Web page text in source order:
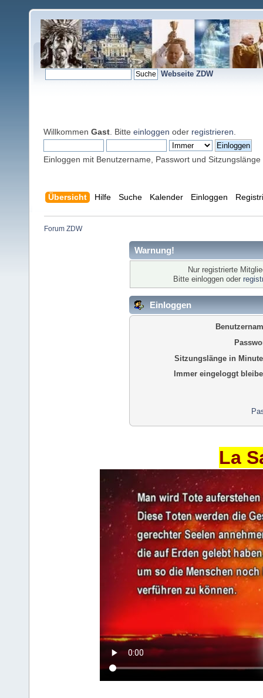
Webseite ZDW
Willkommen Gast . Bitte einloggen oder registrieren
Einloggen mit Benutzername, Passwort und Sitzungslänge
Übersicht Hilfe Suche Kalender Einloggen
Forum ZDW
Warnung!
Nur registrierte
Bitte einloggen oder
Einloggen
Sitzungslänge in
Immer eingeloggt
La